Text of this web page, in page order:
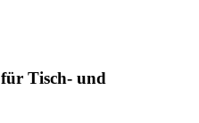
für Tisch- und